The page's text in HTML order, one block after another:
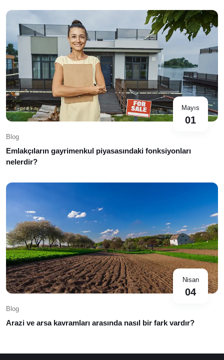
Mayıs
01
Blog
Emlakçıların gayrimenkul piyasasındaki fonksiyonları
nelerdir?
Nisan
04
Blog
Arazi ve arsa kavramları arasında nasıl bir fark vardır?